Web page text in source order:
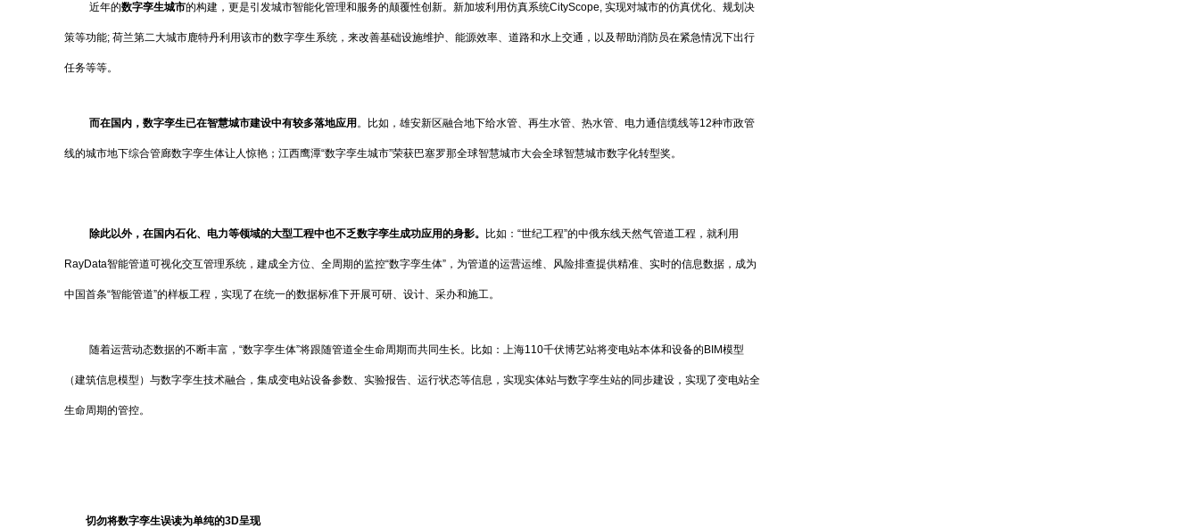
近年的数字孪生城市的构建，更是引发城市智能化管理和服务的颠覆性创新。新加坡利用仿真系统CityScope, 实现对城市的仿真优化、规划决
策等功能; 荷兰第二大城市鹿特丹利用该市的数字孪生系统，来改善基础设施维护、能源效率、道路和水上交通，以及帮助消防员在紧急情况下出行
任务等等。
而在国内，数字孪生已在智慧城市建设中有较多落地应用 。比如，雄安新区融合地下给水管、再生水管、热水管、电力通信缆线等12种市政管
线的城市地下综合管廊数字孪生体让人惊艳；江西鹰潭“数字孪生城市”荣获巴塞罗那全球智慧城市大会全球智慧城市数字化转型奖。
除此以外，在国内石化、电力等领域的大型工程中也不乏数字孪生成功应用的身影。 比如：“世纪工程”的中俄东线天然气管道工程，就利用
RayData智能管道可视化交互管理系统，建成全方位、全周期的监控“数字孪生体”，为管道的运营运维、风险排查提供精准、实时的信息数据，成为
中国首条“智能管道”的样板工程，实现了在统一的数据标准下开展可研、设计、采办和施工。
随着运营动态数据的不断丰富，“数字孪生体”将跟随管道全生命周期而共同生长。比如：上海110千伏博艺站将变电站本体和设备的BIM模型
（建筑信息模型）与数字孪生技术融合，集成变电站设备参数、实验报告、运行状态等信息，实现实体站与数字孪生站的同步建设，实现了变电站全
生命周期的管控。
切勿将数字孪生误读为单纯的3D呈现